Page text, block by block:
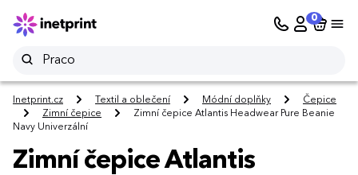
0
Inetprint.cz Textil a oblečení Módní doplňky
Čepice
Zimní čepice
Zimní čepice Atlantis Headwear Pure Beanie
Navy Univerzální
Zimní čepice Atlantis